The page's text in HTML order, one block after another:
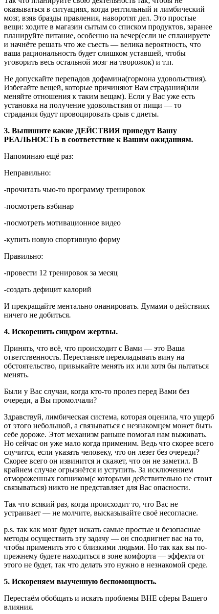
оказываться в ситуациях, когда рептильный и лимбический
мозг, взяв бразды правления, наворотят дел. Это простые
вещи: ходите в магазин сытым со списком продуктов, заранее
планируйте питание, особенно на вечер(если не спланируете
и начнёте решать что же съесть — велика вероятность, что
ваша рациональность будет слишком уставшей, чтобы
уговорить весь остальной мозг на творожок) и т.п.
Не допускайте перепадов дофамина(гормона удовольствия).
Избегайте вещей, которые причиняют Вам страдания(или
меняйте отношения к таким вещам). Если у Вас уже есть
установка на получение удовольствия от пищи — то
страдания будут провоцировать срыв с диеты.
3. Выпишите какие ДЕЙСТВИЯ приведут Вашу
РЕАЛЬНОСТЬ в соответствие к Вашим ожиданиям.
Напоминаю ещё раз:
Неправильно:
-прочитать чью-то программу тренировок
-посмотреть вэбинар
-посмотреть мотивационное видео
-купить новую спортивную форму
Правильно:
-провести 12 тренировок за месяц
-создать дефицит калорий
И прекращайте ментально онанировать. Думами о действиях
ничего не добиться.
4. Искоренить синдром жертвы.
Принять, что всё, что происходит с Вами — это Ваша
ответственность. Перестаньте перекладывать вину на
обстоятельство, привыкайте менять их или хотя бы пытаться
менять.
Были у Вас случаи, когда кто-то пролез перед Вами без
очереди, а Вы промолчали?
Здравствуй, лимбическая система, которая оценила, что ущерб
от этого небольшой, а связываться с незнакомцем может быть
себе дороже. Этот механизм раньше помогал нам выживать.
Но сейчас он уже мало когда применим. Ведь что скорее всего
случится, если указать человеку, что он лезет без очереди?
Скорее всего он извинится и скажет, что он не заметил. В
крайнем случае огрызнётся и уступить. За исключением
отмороженных гопником(с которыми действительно не стоит
связываться) никто не представляет для Вас опасности.
Так что всякий раз, когда происходит то, что Вас не
устраивает — не молчите, высказывайте своё несогласие.
p.s. так как мозг будет искать самые простые и безопасные
методы осуществить эту задачу — он сподвигнет вас на то,
чтобы применить это с близкими людьми. Но так как вы по-
прежнему будете находиться в зоне комфорта — эффекта от
этого не будет, так что делать это нужно в незнакомой среде.
5. Искореняем выученную беспомощность.
Перестаём обобщать и искать проблемы ВНЕ сферы Вашего
влияния.